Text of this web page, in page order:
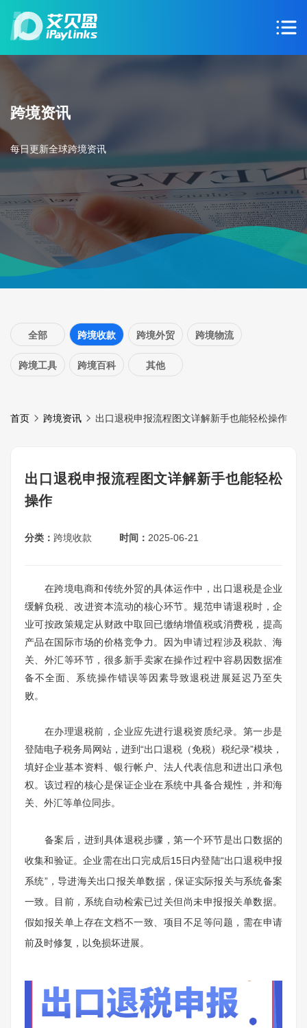
跨境资讯
每日更新全球跨境资讯
全部 跨境收款 跨境外贸 跨境物流
跨境工具 跨境百科 其他
首页 跨境资讯 出口退税申报流程图文详解新手也能轻松操作
出口退税申报流程图文详解新手也能轻松
操作
分类： 跨境收款 时间： 2025-06-21
在跨境电商和传统外贸的具体运作中，出口退税是企业
缓解负税、改进资本流动的核心环节。规范申请退税时，企
业可按政策规定从财政中取回已缴纳增值税或消费税，提高
产品在国际市场的价格竞争力。因为申请过程涉及税款、海
关、外汇等环节，很多新手卖家在操作过程中容易因数据准
备不全面、系统操作错误等因素导致退税进展延迟乃至失
败。
在办理退税前，企业应先进行退税资质纪录。第一步是
登陆电子税务局网站，进到“出口退税（免税）税纪录”模块，
填好企业基本资料、银行帐户、法人代表信息和进出口承包
权。该过程的核心是保证企业在系统中具备合规性，并和海
关、外汇等单位同歩。
备案后，进到具体退税步骤，第一个环节是出口数据的
收集和验证。企业需在出口完成后15日内登陆“出口退税申报
系统”，导进海关出口报关单数据，保证实际报关与系统备案
一致。目前，系统自动检索已过关但尚未申报报关单数据。
假如报关单上存在文档不一致、项目不足等问题，需在申请
前及时修复，以免损坏进展。